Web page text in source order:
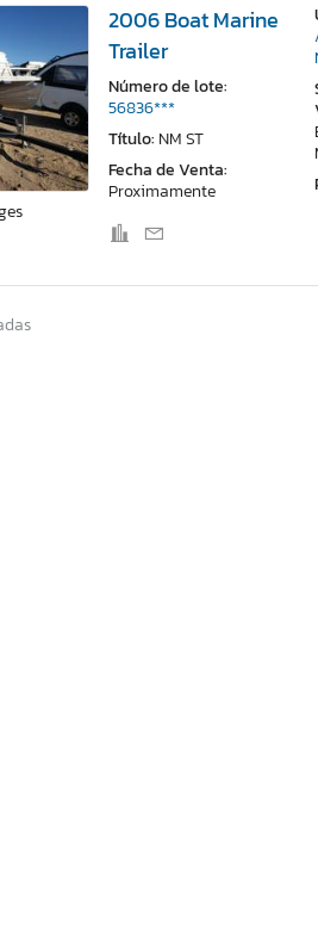
2006 Boat Marine
Trailer
Número de lote:
56836***
Título: NM ST
Fecha de Venta:
Proximamente